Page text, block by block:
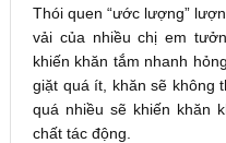
Thói quen “ước lượng”
vải của nhiều chị em
khiến khăn tắm nhanh
giặt quá ít, khăn sẽ không
quá nhiều sẽ khiến khăn
chất tác động.